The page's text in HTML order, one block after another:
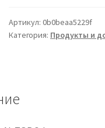
Whey
Cioc
Артикул:0b0beaa5229f
Категория: Продукты и